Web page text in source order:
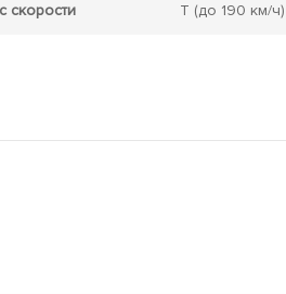
скорости T (до 190 км/ч)